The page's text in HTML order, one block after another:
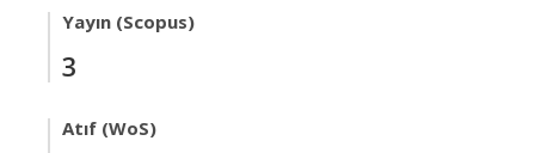
Yayın (Scopus)
3
Atıf (WoS)